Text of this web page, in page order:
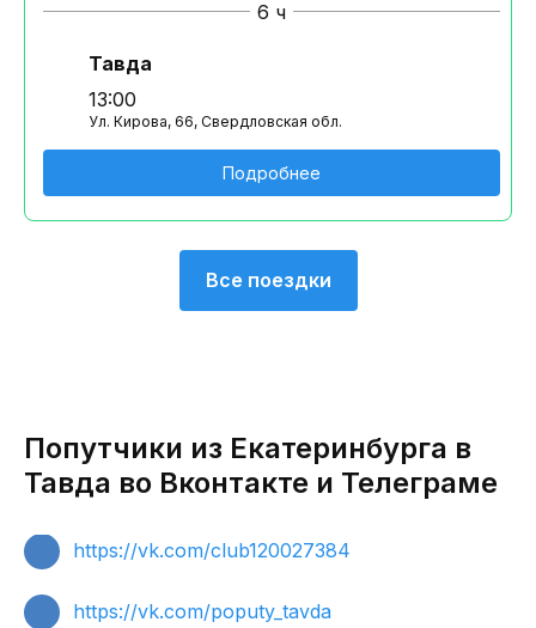
6 ч
Тавда
13:00
Ул. Кирова, 66, Свердловская обл.
Подробнее
Все поездки
Попутчики из Екатеринбурга в
Тавда во Вконтакте и Телеграме
https://vk.com/club120027384
https://vk.com/poputy_tavda